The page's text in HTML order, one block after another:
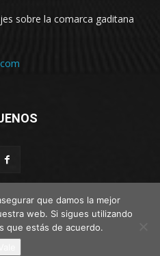
sobre la comarca gaditana
Advertisement
que damos la mejor
web. Si sigues utilizando
que estás de acuerdo.